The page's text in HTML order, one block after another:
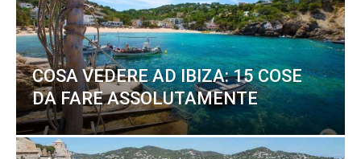
COSA VEDERE AD IBIZA: 15 COSE
DA FARE ASSOLUTAMENTE